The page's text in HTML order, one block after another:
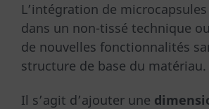
L’intégration de
dans un non-tissé technique
de nouvelles fonctionnalités
structure de base du matériau.
Il s’agit d’ajouter une